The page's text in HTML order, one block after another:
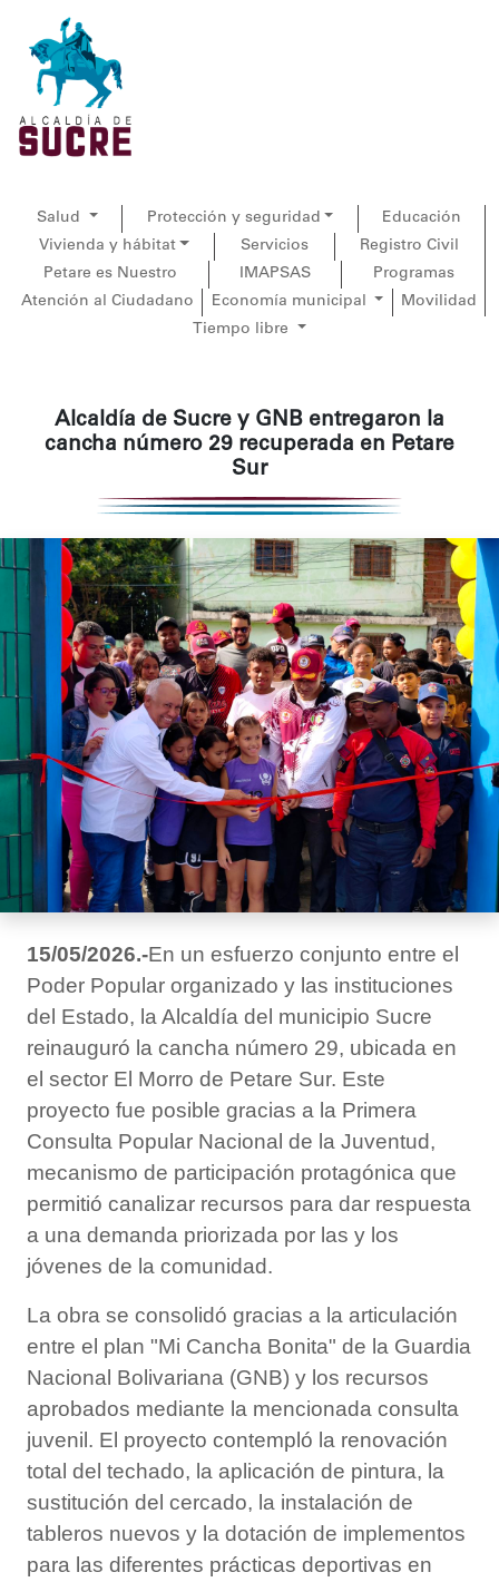
Salud Protección y seguridad
Educación
Vivienda y hábitat
Servicios
Registro Civil
Petare es Nuestro
IMAPSAS
Programas
Atención al Ciudadano
Economía municipal
Movilidad
Tiempo libre
Alcaldía de Sucre y GNB entregaron la
cancha número 29 recuperada en Petare
Sur
15/05/2026.-En un esfuerzo conjunto entre el
Poder Popular organizado y las instituciones
del Estado, la Alcaldía del municipio Sucre
reinauguró la cancha número 29, ubicada en
el sector El Morro de Petare Sur. Este
proyecto fue posible gracias a la Primera
Consulta Popular Nacional de la Juventud,
mecanismo de participación protagónica que
permitió canalizar recursos para dar respuesta
a una demanda priorizada por las y los
jóvenes de la comunidad.
La obra se consolidó gracias a la articulación
entre el plan "Mi Cancha Bonita" de la Guardia
Nacional Bolivariana (GNB) y los recursos
aprobados mediante la mencionada consulta
juvenil. El proyecto contempló la renovación
total del techado, la aplicación de pintura, la
sustitución del cercado, la instalación de
tableros nuevos y la dotación de implementos
para las diferentes prácticas deportivas en